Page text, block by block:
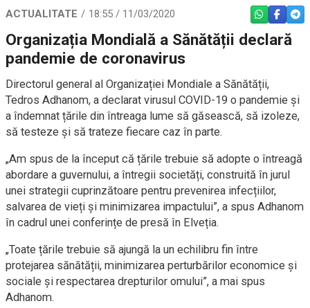
ACTUALITATE 18:55 / 11/03/2020 WHATSAPP
Organizația Mondială a Sănătății declară
pandemie de coronavirus
Directorul general al Organizației Mondiale a Sănătății,
Tedros Adhanom, a declarat virusul COVID-19 o pandemie și
a îndemnat țările din întreaga lume să găsească, să izoleze,
să testeze și să trateze fiecare caz în parte.
„Am spus de la început că țările trebuie să adopte o întreagă
abordare a guvernului, a întregii societăți, construită în jurul
unei strategii cuprinzătoare pentru prevenirea infecțiilor,
salvarea de vieți și minimizarea impactului”, a spus Adhanom
în cadrul unei conferințe de presă în Elveția.
„Toate țările trebuie să ajungă la un echilibru fin între
protejarea sănătății, minimizarea perturbărilor economice și
sociale și respectarea drepturilor omului”, a mai spus
Adhanom.